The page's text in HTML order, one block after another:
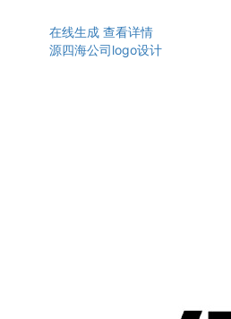
在线生成 查看详情
源四海公司logo设计